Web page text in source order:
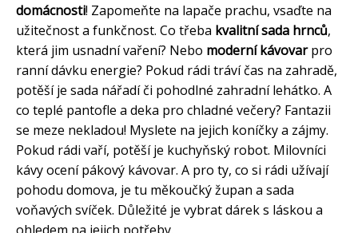
domácnosti! Zapomeňte na lapače prachu, vsaďte na
užitečnost a funkčnost. Co třeba kvalitní sada hrnců,
která jim usnadní vaření? Nebo moderní kávovarpro
ranní dávku energie? Pokud rádi tráví čas na zahradě,
potěší je sada nářadí či pohodlné zahradní lehátko. A
co teplé pantofle a deka pro chladné večery? Fantazii
se meze nekladou! Myslete na jejich koníčky a zájmy.
Pokud rádi vaří, potěší je kuchyňský robot. Milovníci
kávy ocení pákový kávovar. A pro ty, co si rádi užívají
pohodu domova, je tu měkoučký župan a sada
voňavých svíček. Důležité je vybrat dárek s láskou a